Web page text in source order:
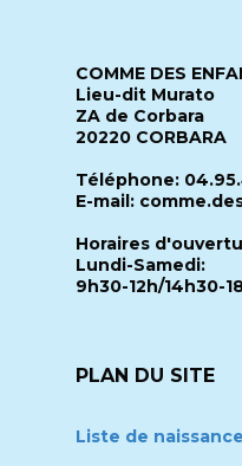
COMME DES
Lieu-dit Murato
ZA de Corbara
20220 CORBARA
Téléphone:
E-mail:
Horaires
Lundi-Samedi:
9h30-12h/14h30-
PLAN DU SITE
Liste de naissance